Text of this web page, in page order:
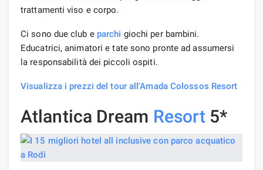
trattamenti viso e corpo.
Ci sono due club e parchi giochi per bambini.
Educatrici, animatori e tate sono pronte ad assumersi
la responsabilità dei piccoli ospiti.
Visualizza i prezzi del tour all'Amada Colossos Resort
Atlantica Dream Resort 5*